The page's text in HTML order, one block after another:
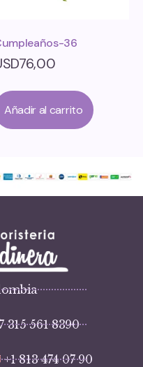
36
76,00
Añadir al carrito
315 561 8390
+1 813 474 07 90